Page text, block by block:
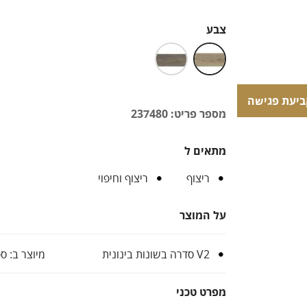
צבע
מספר פריט: 237480
מתאים ל
ריצוף
ריצוף וחיפוי
על המוצר
V2 סדרה בשונות בינונית מיוצר ב:
מפרט טכני
פגישה
פגישה